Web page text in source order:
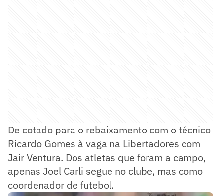
De cotado para o rebaixamento com o técnico
Ricardo Gomes à vaga na Libertadores com
Jair Ventura. Dos atletas que foram a campo,
apenas Joel Carli segue no clube, mas como
coordenador de futebol.